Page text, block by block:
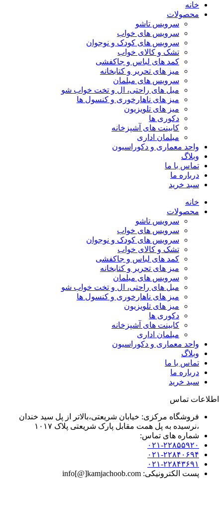
خانه
محصولات
سرویس تاشو
سرویس های خواب
سرویس های کودک و نوجوان
تشک و کالای خواب
کمد های لباس و جاکفشی
میز های تحریر و کتابخانه
سرویس های مبلمان
مبل های راحتی، ال و تخت خواب شو
میز های ناهارخوری و کنسول ها
میز های تلویزیون
دکوری ها
کابینت های آشپزخانه
مبلمان اداری
واحد معماری و دکوراسیون
وبلاگ
تماس با ما
درباره ما
سبد خرید
خانه
محصولات
سرویس تاشو
سرویس های خواب
سرویس های کودک و نوجوان
تشک و کالای خواب
کمد های لباس و جاکفشی
میز های تحریر و کتابخانه
سرویس های مبلمان
مبل های راحتی، ال و تخت خواب شو
میز های ناهارخوری و کنسول ها
میز های تلویزیون
دکوری ها
کابینت های آشپزخانه
مبلمان اداری
واحد معماری و دکوراسیون
وبلاگ
تماس با ما
درباره ما
سبد خرید
اطلاعات تماس
فروشگاه مرکزی: خیابان شریعتی،بالاتر از پل سید خندان
،نرسیده به پل همت مقابل پارک شریعتی پلاک ۱۰۱۷
شماره های تماس:
۰۲۱-۲۲۸۵۵۹۲۰
۰۲۱-۲۲۸۴۰۶۹۴
۰۲۱-۲۲۸۴۳۶۹۱
پست الکترونیکی: info[@]kamjachoob.com